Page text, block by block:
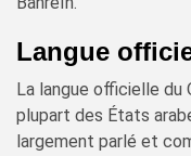
Langue
La langue officielle du
plupart des États
largement parlé et